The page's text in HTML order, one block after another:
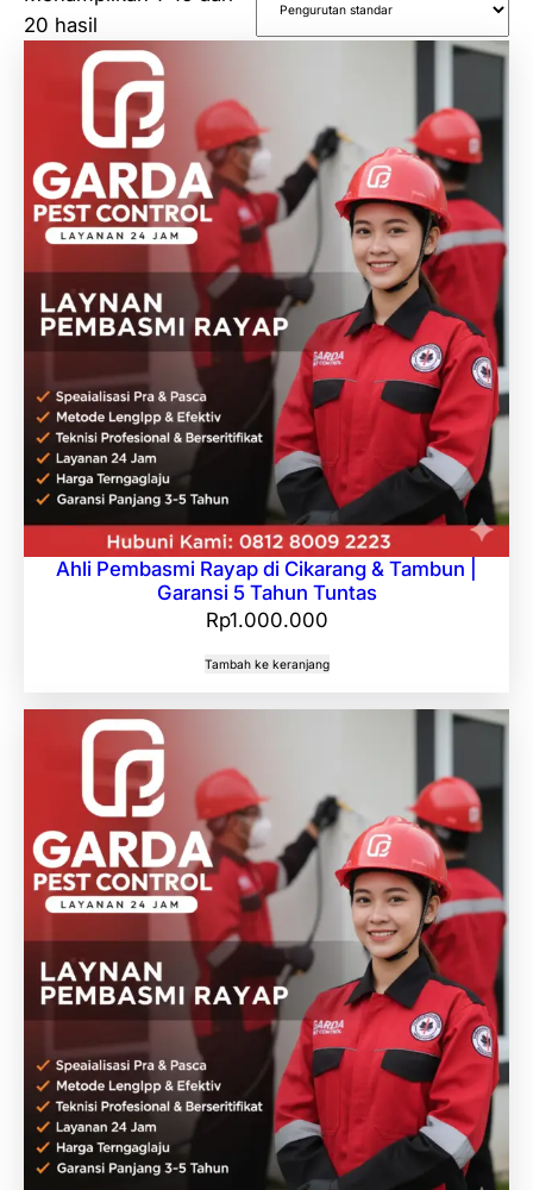
20 hasil
Ahli Pembasmi Rayap di Cikarang & Tambun |
Garansi 5 Tahun Tuntas
Rp1.000.000
Tambah ke keranjang